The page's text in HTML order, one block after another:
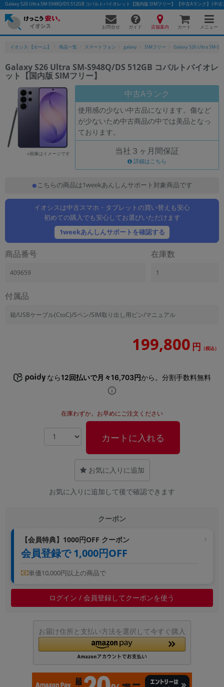
Galaxy S26 Ultra SM-S948Q/DS 512GB コバルトバイオレット【国内版 SIMフリー】 【中古Aランク】|中
お問合せ ガイド 店舗案内 カート メニュー
イオシス 【ホーム】 商品一覧 スマートフォン galaxy SIMフリー Galaxy S26 Ultra SM-
Galaxy S26 Ultra SM-S948Q/DS 512GB コバルトバイオレ
ット【国内版 SIMフリー】
※画像はイメージです
中古Aランク
使用感の少ない中古品になります。傷など
が少ないため中古商品の中では美品となっ
ております。
当社３ヶ月間保証
詳細はこちら
こちらの商品は1weekあんしんサポート対象商品です
イオシスは中古スマホ・タブレットの買い替えも安心
初めての購入でも安心してお選びいただけます
1weekあんしんサポートを確認する
商品番号
409659
在庫数
1
付属品
箱/USBケーブル(CtoC)/Sペン/SIM取り出し用ピン/マニュアル
199,800 円 （税込）
なら12回払いで月々16,703円から。分割手数料無料
在庫わずか。お早めにご注文ください
カートに入れる
お気に入りに追加
お気に入りに追加して後で確認できます
クーポン
【会員特典】1000円OFF クーポン
会員登録で 1,000円OFF
単価10,000円以上の商品で
ログイン / 会員登録してクーポンを使う
お届け住所と支払い方法を選択して今すぐ購入
かんたんパソコン検索に切り替える
フリーワード
除外ワード
人気の検索ワード： Let's note
商品ジャンルの絞り込み
「スマートフォン」「タブレット」など
シリーズ
商品シリーズ名・ブランド名の絞り込み。
「iPhone」「Xperia」「Galaxy」など
メーカー
製造、販売メーカーの絞り込み
商品の搭載機能による絞り込み
「5G対応」「防水」「ワンセグ」など
ドライブ
CPU
~
モニタサイズ
~
価格
年 月 まで